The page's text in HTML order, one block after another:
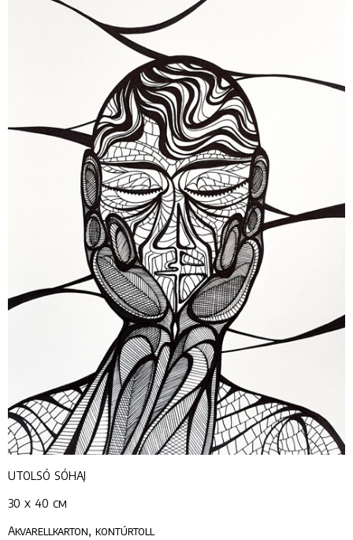
UTOLSÓ SÓHAJ
30 x 40 cm
Akvarellkarton, kontúrtoll